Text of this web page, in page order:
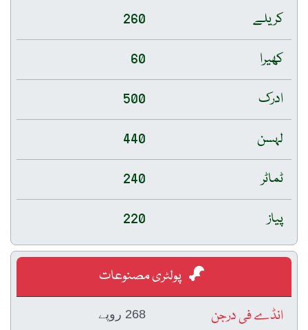
کریلے
260
کھیرا
60
ادرک
500
لہسن
440
ٹماٹر
240
پیاز
220
پولٹری مصنوعات
انڈے فی درجن
268 روپے